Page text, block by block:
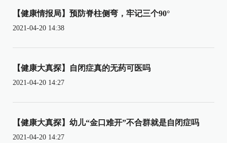
【健康情报局】预防脊柱侧弯，牢记三个90°
2021-04-20 14:38
【健康大真探】自闭症真的无药可医吗
2021-04-20 14:27
【健康大真探】幼儿“金口难开”不合群就是自闭症吗
2021-04-20 14:27